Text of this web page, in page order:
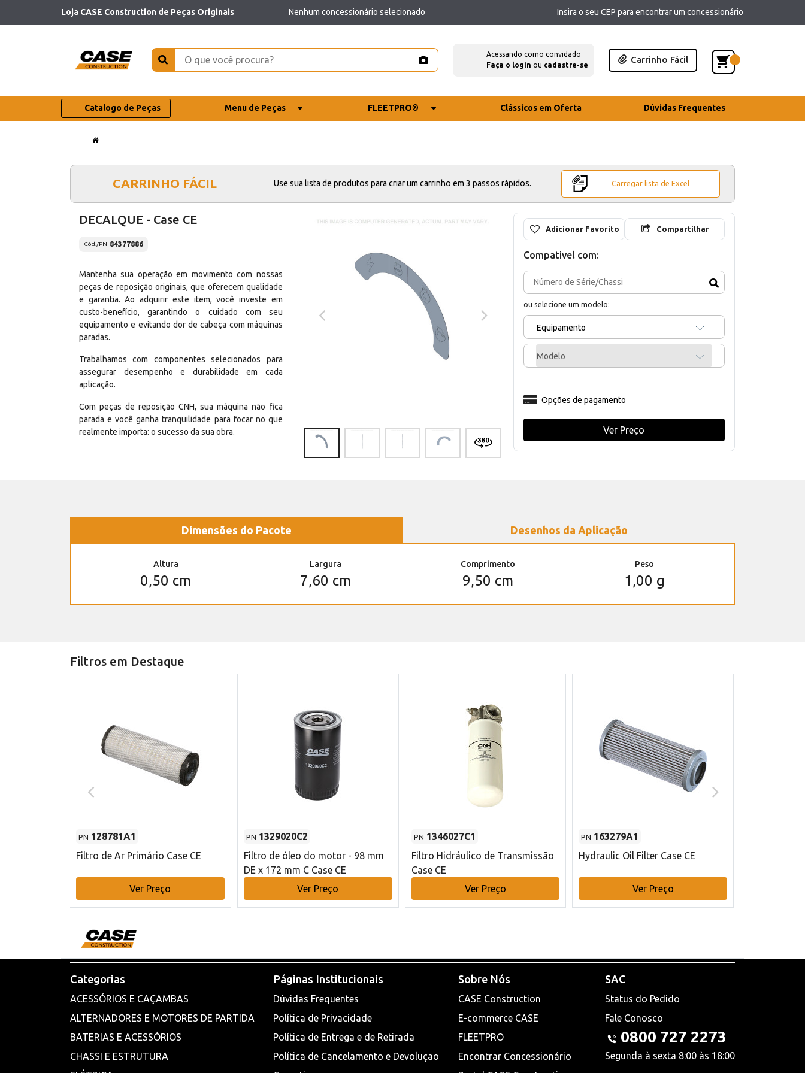
Loja CASE Construction de Peças Originais Nenhum concessionário selecionado Insira o seu CEP para encontrar um concessionário
Acessando como convidado
Faça o login ou cadastre-se
Carrinho Fácil
Catalogo de Peças Menu de Peças FLEETPRO® Clássicos em Oferta Dúvidas Frequentes
CARRINHO FÁCIL Use sua lista de produtos para criar um carrinho em 3 passos rápidos. Carregar lista de Excel
DECALQUE - Case CE
Cód./PN 84377886
Mantenha sua operação em movimento com nossas
peças de reposição originais, que oferecem qualidade
e garantia. Ao adquirir este item, você investe em
custo-benefício, garantindo o cuidado com seu
equipamento e evitando dor de cabeça com máquinas
paradas.
Trabalhamos com componentes selecionados para
assegurar desempenho e durabilidade em cada
aplicação.
Com peças de reposição CNH, sua máquina não fica
parada e você ganha tranquilidade para focar no que
realmente importa: o sucesso da sua obra.
Adicionar Favorito Compartilhar
Compativel com:
ou selecione um modelo:
Equipamento
Modelo
Opções de pagamento
Ver Preço
Dimensões do Pacote Desenhos da Aplicação
Altura
0,50 cm
Largura
7,60 cm
Comprimento
9,50 cm
Peso
1,00 g
Filtros em Destaque
PN 128781A1
Filtro de Ar Primário Case CE
Ver Preço
PN 1329020C2
Filtro de óleo do motor - 98 mm
DE x 172 mm C Case CE
Ver Preço
PN 1346027C1
Filtro Hidráulico de Transmissão
Case CE
Ver Preço
PN 163279A1
Hydraulic Oil Filter Case CE
Ver Preço
Categorias
ACESSÓRIOS E CAÇAMBAS
ALTERNADORES E MOTORES DE PARTIDA
BATERIAS E ACESSÓRIOS
CHASSI E ESTRUTURA
Páginas Institucionais
Dúvidas Frequentes
Política de Privacidade
Política de Entrega e de Retirada
Política de Cancelamento e Devoluçao
Sobre Nós
CASE Construction
E-commerce CASE
FLEETPRO
Encontrar Concessionário
SAC
Status do Pedido
Fale Conosco
0800 727 2273
Segunda à sexta 8:00 às 18:00